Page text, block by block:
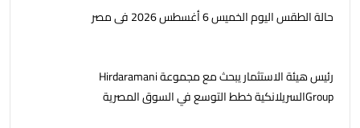
حالة الطقس اليوم الخميس 6 أغسطس 2026 فى مصر
رئيس هيئة الاستثمار يبحث مع مجموعة Hirdaramani
Groupالسريلانكية خطط التوسع في السوق المصرية